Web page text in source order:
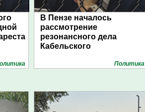
В Пензе началось
рассмотрение
резонансного дела
Кабельского
Политика